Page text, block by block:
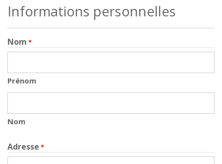
Informations personnelles
Nom *
Prénom
Nom
Adresse *